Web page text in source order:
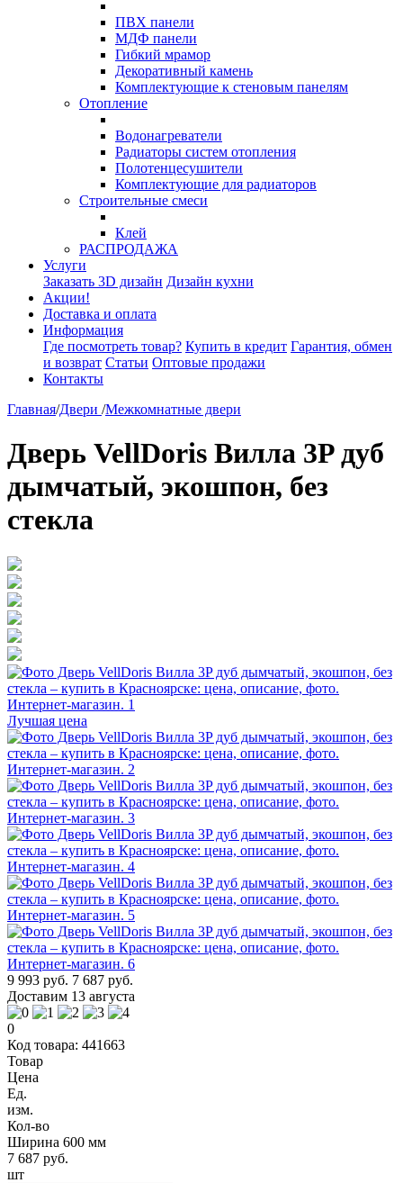
ПВХ панели
МДФ панели
Гибкий мрамор
Декоративный камень
Комплектующие к стеновым панелям
Отопление
Водонагреватели
Радиаторы систем отопления
Полотенцесушители
Комплектующие для радиаторов
Строительные смеси
Клей
РАСПРОДАЖА
Услуги
Заказать 3D дизайн Дизайн кухни
Акции!
Доставка и оплата
Информация
Где посмотреть товар? Купить в кредит Гарантия, обмен
и возврат Статьи Оптовые продажи
Контакты
Главная/Двери /Межкомнатные двери
Дверь VellDoris Вилла 3P дуб
дымчатый, экошпон, без
стекла
Лучшая цена
9 993 руб. 7 687 руб.
Доставим 13 августа
0
Код товара: 441663
Товар
Цена
Ед.
изм.
Кол-во
Ширина 600 мм
7 687 руб.
шт